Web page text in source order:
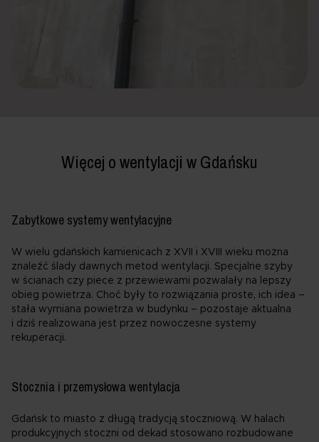
Więcej o wentylacji w Gdańsku
Zabytkowe systemy wentylacyjne
W wielu gdańskich kamienicach z XVII i XVIII wieku można
znaleźć ślady dawnych metod wentylacji. Specjalne szyby
w ścianach czy piece z przewiewami pozwalały na lepszy
obieg powietrza. Choć były to rozwiązania proste, ich idea –
stała wymiana powietrza w budynku – pozostaje aktualna
i dziś realizowana jest przez nowoczesne systemy
rekuperacji.
Stocznia i przemysłowa wentylacja
Gdańsk to miasto z długą tradycją stoczniową. W halach
produkcyjnych stoczni od dekad stosowano rozbudowane